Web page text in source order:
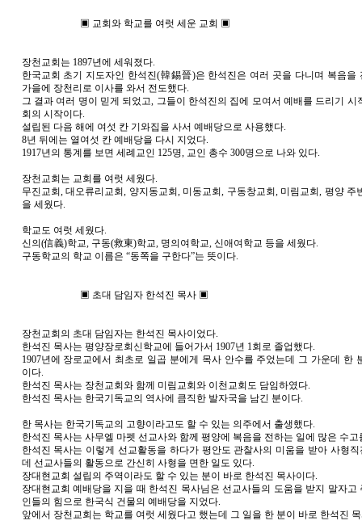
▣ 교회와 학교를 여럿 세운 교회 ▣
장천교회는 1897년에 세워졌다.
한국교회 초기 지도자인 한석진(韓錫晉)은 한석진은 여러 곳을 다니며 복음을
가을에 장천리로 이사를 와서 전도했다.
그 결과 여러 명이 믿게 되었고, 그들이 한석진의 집에 모여서 예배를 드리기 시
회의 시작이다.
설립된 다음 해에 여섯 칸 기와집을 사서 예배당으로 사용했다.
8년 뒤에는 열여섯 칸 예배당을 다시 지었다.
1917년의 통계를 보면 세례교인 125명, 교인 총수 300명으로 나와 있다.
장천교회는 교회를 여럿 세웠다.
무진교회, 대오류리교회, 양지동교회, 미동교회, 구동창교회, 미림교회, 평양 주
을 세웠다.
학교도 여럿 세웠다.
신의(信義)학교, 구동(救東)학교, 명의여학교, 신애여학교 등을 세웠다.
구동학교의 학교 이름은 “동쪽을 구한다”는 뜻이다.
▣ 초대 담임자 한석진 목사 ▣
장천교회의 초대 담임자는 한석진 목사이었다.
한석진 목사는 평양장로회신학교에 들어가서 1907년 1회로 졸업했다.
1907년에 장로교에서 최초로 일곱 분에게 목사 안수를 주었는데 그 가운데 한
이다.
한석진 목사는 장천교회와 함께 미림교회와 이천교회도 담임하였다.
한석진 목사는 한국기독교의 역사에 큼직한 발자국을 남긴 분이다.
한 목사는 한국기독교의 고향이라고도 할 수 있는 의주에서 출생했다.
한석진 목사는 사무엘 마펫 선교사와 함께 평양에 복음을 전하는 일에 많은 수고
한석진 목사는 이렇게 선교활동을 하다가 평안도 관찰사의 미움을 받아 사형
데 선교사들의 활동으로 간신히 사형을 면한 일도 있다.
장대현교회 설립의 주역이라도 할 수 있는 분이 바로 한석진 목사이다.
장대현교회 예배당을 지을 때 한석진 목사님은 선교사들의 도움을 받지 말자고
인들의 힘으로 한국식 건물의 예배당을 지었다.
앞에서 장천교회는 학교를 여럿 세웠다고 했는데 그 일을 한 분이 바로 한석진